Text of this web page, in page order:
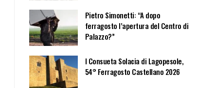
Pietro Simonetti: “A dopo
ferragosto l’apertura del Centro di
Palazzo?”
I Consueta Solacia di Lagopesole,
54° Ferragosto Castellano 2026